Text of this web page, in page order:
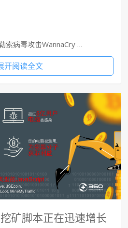
索病毒攻击WannaCry …
开阅读全文
矿脚本正在迅速增长